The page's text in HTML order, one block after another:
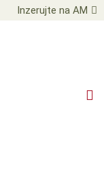
Inzerujte na AM